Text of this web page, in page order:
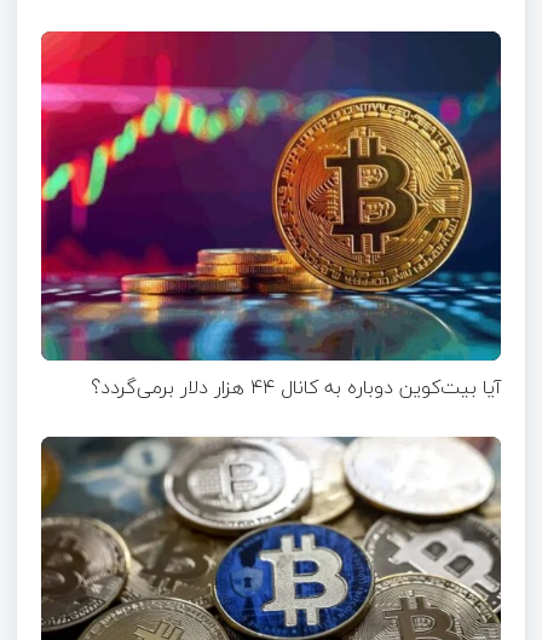
آیا بیت‌کوین دوباره به کانال ۴۴ هزار دلار برمی‌گردد؟